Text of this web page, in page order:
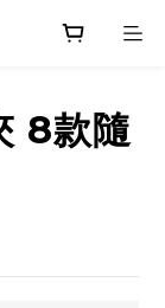
8款隨